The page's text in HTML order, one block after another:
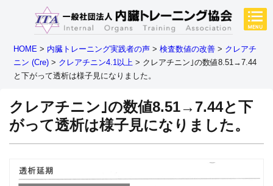
HOME > 内臓トレーニング実践者の声 >検査数値の改善 > クレアチ
ニン (Cre) > クレアチニン4.1以上 > クレアチニン｣の数値8.51→7.44
と下がって透析は様子見になりました。
クレアチニン｣の数値8.51→7.44と下
がって透析は様子見になりました。